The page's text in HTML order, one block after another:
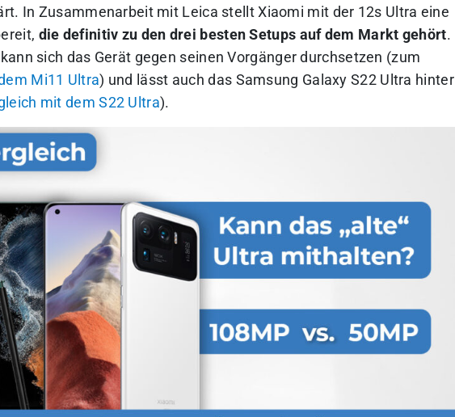
In Zusammenarbeit mit Leica stellt Xiaomi mit der 12s Ultra eine
die definitiv zu den drei besten Setups auf dem Markt gehört.
sich das Gerät gegen seinen Vorgänger durchsetzen (zum
Mi11 Ultra) und lässt auch das Samsung Galaxy S22 Ultra hinter
mit dem S22 Ultra).